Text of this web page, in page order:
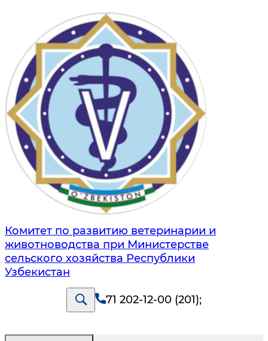
Комитет по развитию ветеринарии и
животноводства при Министерстве
сельского хозяйства Республики
Узбекистан
71 202-12-00 (201);